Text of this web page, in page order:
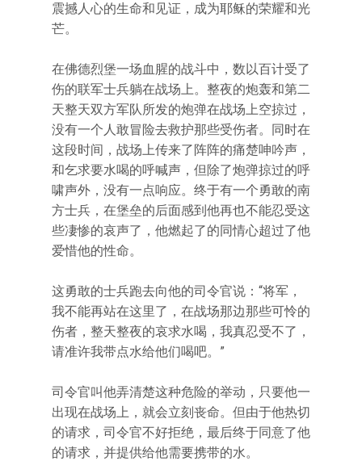
震撼人心的生命和见证，成为耶稣的荣耀和光
芒。
在佛德烈堡一场血腥的战斗中，数以百计受了
伤的联军士兵躺在战场上。整夜的炮轰和第二
天整天双方军队所发的炮弹在战场上空掠过，
没有一个人敢冒险去救护那些受伤者。同时在
这段时间，战场上传来了阵阵的痛楚呻吟声，
和乞求要水喝的呼喊声，但除了炮弹掠过的呼
啸声外，没有一点响应。终于有一个勇敢的南
方士兵，在堡垒的后面感到他再也不能忍受这
些凄惨的哀声了，他燃起了的同情心超过了他
爱惜他的性命。
这勇敢的士兵跑去向他的司令官说：“将军，
我不能再站在这里了，在战场那边那些可怜的
伤者，整天整夜的哀求水喝，我真忍受不了，
请准许我带点水给他们喝吧。”
司令官叫他弄清楚这种危险的举动，只要他一
出现在战场上，就会立刻丧命。但由于他热切
的请求，司令官不好拒绝，最后终于同意了他
的请求，并提供给他需要携带的水。